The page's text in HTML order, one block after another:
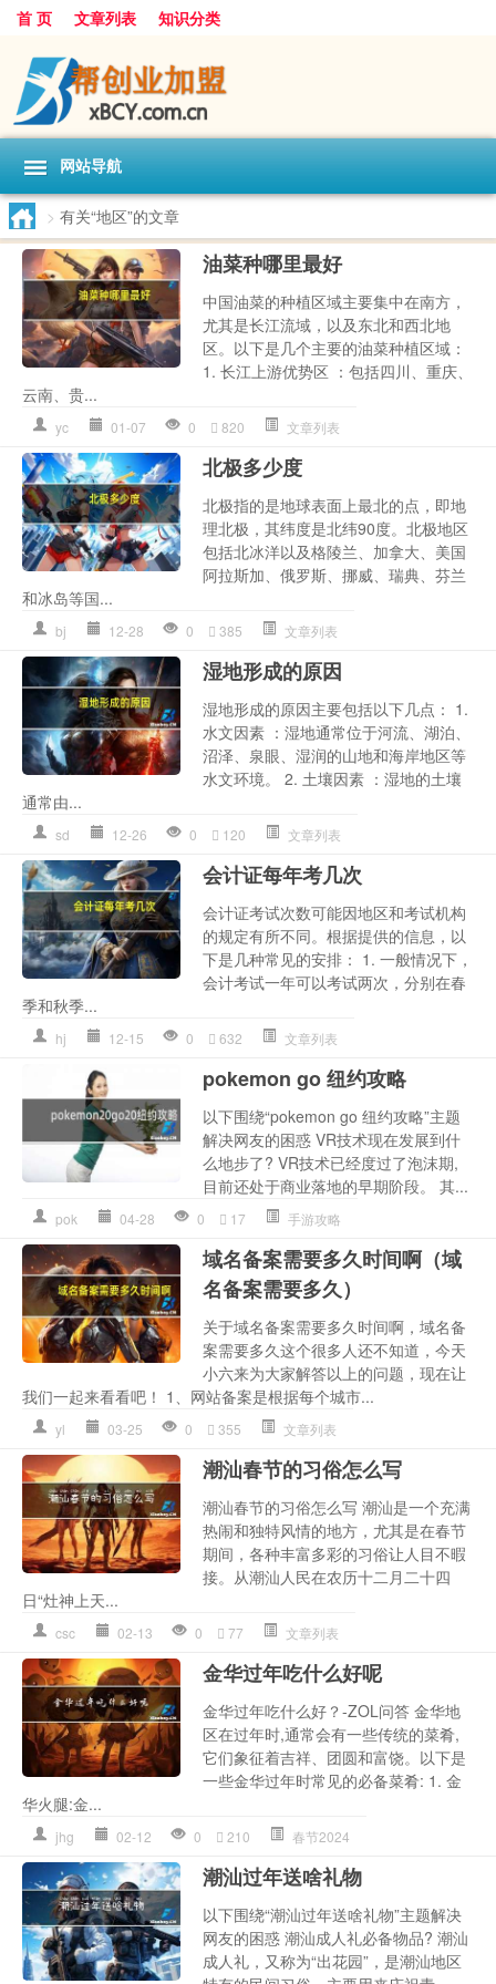
首 页 文章列表 知识分类
网站导航
> 有关“地区”的文章
油菜种哪里最好
中国油菜的种植区域主要集中在南方，
尤其是长江流域，以及东北和西北地
区。以下是几个主要的油菜种植区域：
1. 长江上游优势区 ：包括四川、重庆、
云南、贵...
yc 01-07 0 820 文章列表
北极多少度
北极指的是地球表面上最北的点，即地
理北极，其纬度是北纬90度。北极地区
包括北冰洋以及格陵兰、加拿大、美国
阿拉斯加、俄罗斯、挪威、瑞典、芬兰
和冰岛等国...
bj 12-28 0 385 文章列表
湿地形成的原因
湿地形成的原因主要包括以下几点： 1.
水文因素 ：湿地通常位于河流、湖泊、
沼泽、泉眼、湿润的山地和海岸地区等
水文环境。 2. 土壤因素 ：湿地的土壤
通常由...
sd 12-26 0 120 文章列表
会计证每年考几次
会计证考试次数可能因地区和考试机构
的规定有所不同。根据提供的信息，以
下是几种常见的安排： 1. 一般情况下，
会计考试一年可以考试两次，分别在春
季和秋季...
hj 12-15 0 632 文章列表
pokemon go 纽约攻略
以下围绕“pokemon go 纽约攻略”主题
解决网友的困惑 VR技术现在发展到什
么地步了? VR技术已经度过了泡沫期,
目前还处于商业落地的早期阶段。 其...
pok 04-28 0 17 手游攻略
域名备案需要多久时间啊（域
名备案需要多久）
关于域名备案需要多久时间啊，域名备
案需要多久这个很多人还不知道，今天
小六来为大家解答以上的问题，现在让
我们一起来看看吧！ 1、网站备案是根据每个城市...
yl 03-25 0 355 文章列表
潮汕春节的习俗怎么写
潮汕春节的习俗怎么写 潮汕是一个充满
热闹和独特风情的地方，尤其是在春节
期间，各种丰富多彩的习俗让人目不暇
接。从潮汕人民在农历十二月二十四
日“灶神上天...
csc 02-13 0 77 文章列表
金华过年吃什么好呢
金华过年吃什么好？-ZOL问答 金华地
区在过年时,通常会有一些传统的菜肴,
它们象征着吉祥、团圆和富饶。以下是
一些金华过年时常见的必备菜肴: 1. 金
华火腿:金...
jhg 02-12 0 210 春节2024
潮汕过年送啥礼物
以下围绕“潮汕过年送啥礼物”主题解决
网友的困惑 潮汕成人礼必备物品? 潮汕
成人礼，又称为“出花园”，是潮汕地区